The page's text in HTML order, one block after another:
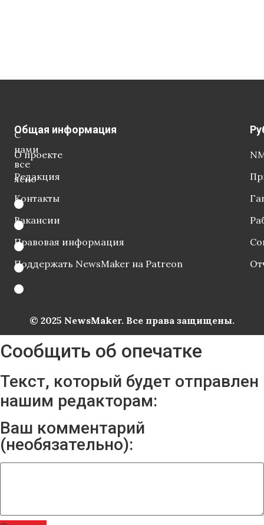
С
нами
все
ясно
Общая информация
О проекте
Редакция
Контакты
Вакансии
Правовая информация
Поддержать NewsMaker на Patreon
© 2025 NewsMaker. Все права защищены.
Сообщить об опечатке
Текст, который будет отправлен
нашим редакторам:
Ваш комментарий
(необязательно):